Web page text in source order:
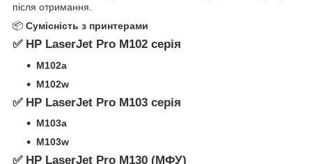
після отримання.
📦 Сумісність з принтерами
✅ HP LaserJet Pro M102 серія
M102a
M102w
✅ HP LaserJet Pro M103 серія
M103a
M103w
✅ HP LaserJet Pro M130 (МФУ)